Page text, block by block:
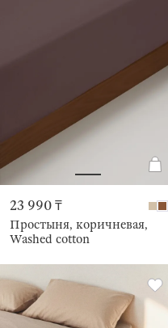
23 990 ₸
Простыня, коричневая,
Washed cotton